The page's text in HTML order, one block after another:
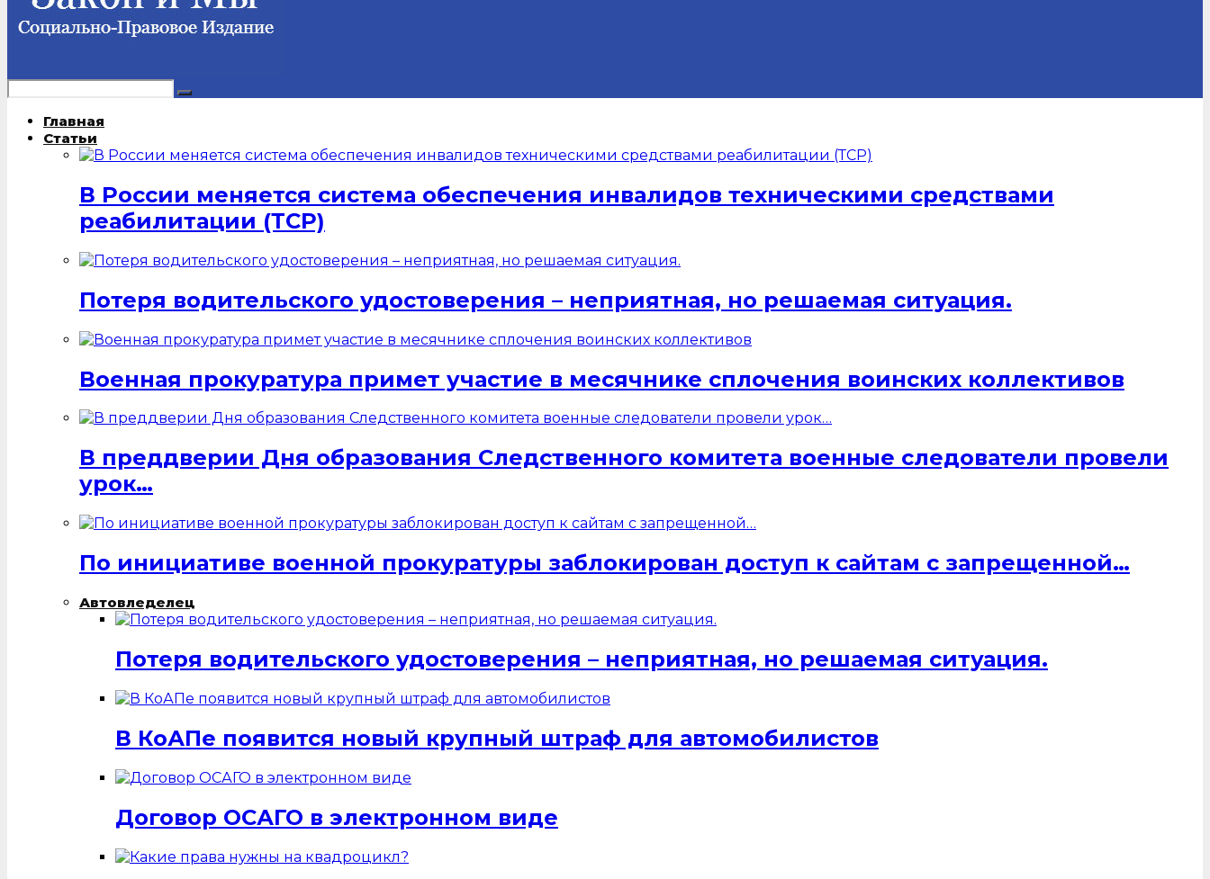
Главная
Статьи
В России меняется система обеспечения инвалидов техническими средствами
реабилитации (ТСР)
Потеря водительского удостоверения – неприятная, но решаемая ситуация.
Военная прокуратура примет участие в месячнике сплочения воинских коллективов
В преддверии Дня образования Следственного комитета военные следователи провели
урок…
По инициативе военной прокуратуры заблокирован доступ к сайтам с запрещенной…
Автовледелец
Потеря водительского удостоверения – неприятная, но решаемая ситуация.
В КоАПе появится новый крупный штраф для автомобилистов
Договор ОСАГО в электронном виде